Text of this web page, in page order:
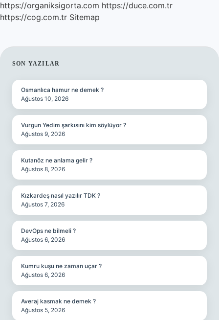
https://organiksigorta.com https://duce.com.tr
https://cog.com.tr Sitemap
SIDEBAR
SON YAZILAR
Osmanlıca hamur ne demek ?
Ağustos 10, 2026
Vurgun Yedim şarkısını kim söylüyor ?
Ağustos 9, 2026
Kutanöz ne anlama gelir ?
Ağustos 8, 2026
Kızkardeş nasıl yazılır TDK ?
Ağustos 7, 2026
DevOps ne bilmeli ?
Ağustos 6, 2026
Kumru kuşu ne zaman uçar ?
Ağustos 6, 2026
Averaj kasmak ne demek ?
Ağustos 5, 2026